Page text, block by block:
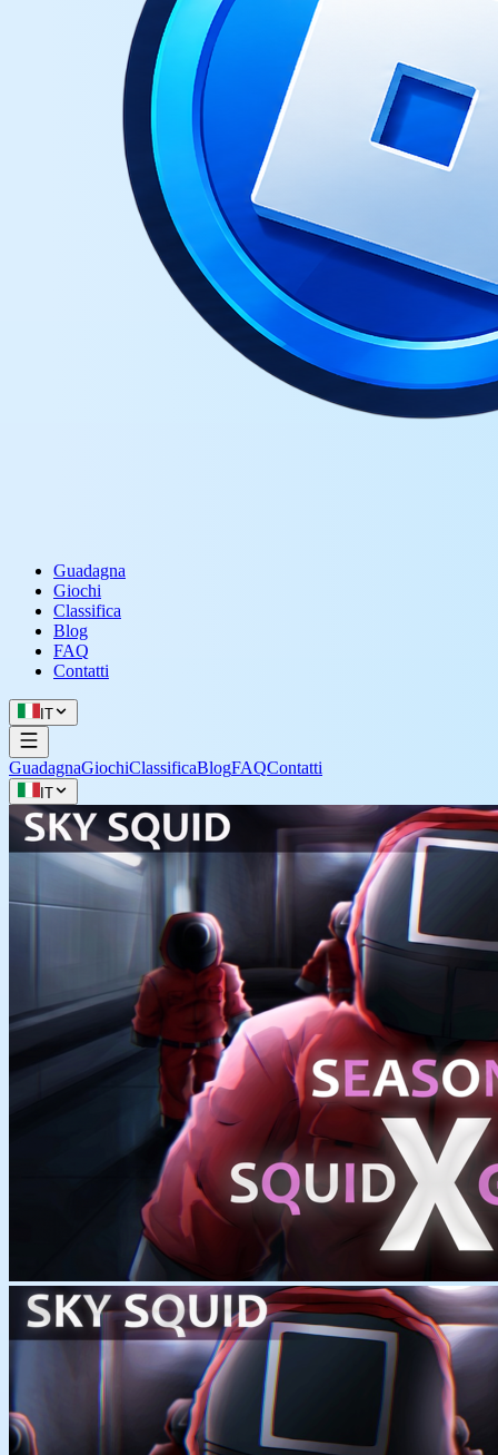
Guadagna
Giochi
Classifica
Blog
FAQ
Contatti
IT
GuadagnaGiochiClassificaBlogFAQContatti
IT